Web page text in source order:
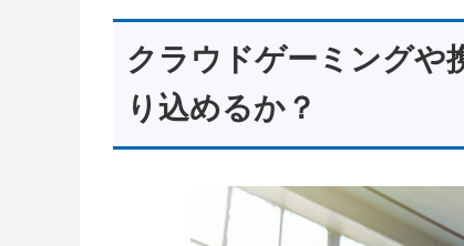
クラウドゲーミングや
り込めるか？